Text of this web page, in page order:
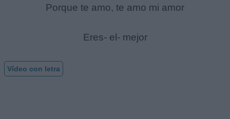
Porque te amo, te amo mi amor
Eres- el- mejor
Vídeo con letra